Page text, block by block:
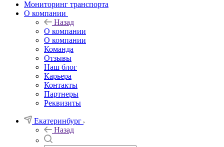
Мониторинг транспорта
О компании
Назад
О компании
О компании
Команда
Отзывы
Наш блог
Карьера
Контакты
Партнеры
Реквизиты
Екатеринбург
Назад